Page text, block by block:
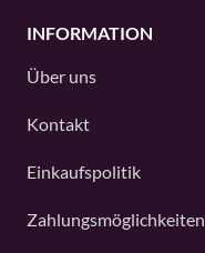
INFORMATION
Über uns
Kontakt
Einkaufspolitik
Zahlungsmöglichkeiten